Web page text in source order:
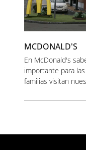
MCDONALD'S
En McDonald's
importante para
familias visitan